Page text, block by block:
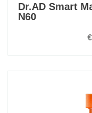
Dr.AD Smart
N60
€